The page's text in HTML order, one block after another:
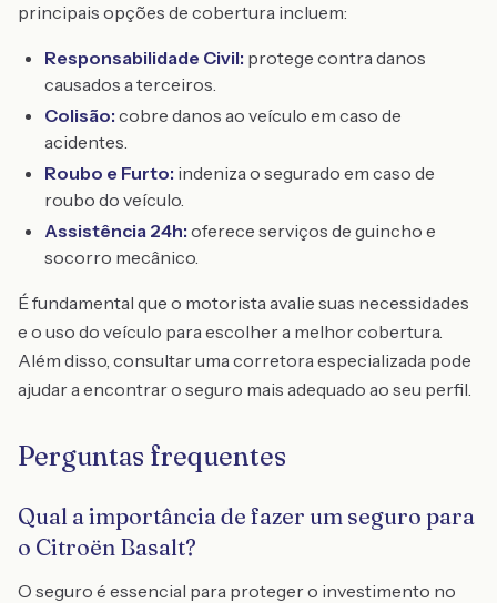
principais opções de cobertura incluem:
Responsabilidade Civil: protege contra danos
causados a terceiros.
Colisão: cobre danos ao veículo em caso de
acidentes.
Roubo e Furto: indeniza o segurado em caso de
roubo do veículo.
Assistência 24h: oferece serviços de guincho e
socorro mecânico.
É fundamental que o motorista avalie suas necessidades
e o uso do veículo para escolher a melhor cobertura.
Além disso, consultar uma corretora especializada pode
ajudar a encontrar o seguro mais adequado ao seu perfil.
Perguntas frequentes
Qual a importância de fazer um seguro para
o Citroën Basalt?
O seguro é essencial para proteger o investimento no